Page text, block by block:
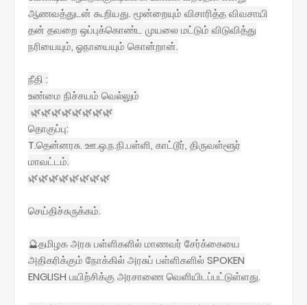
ஆணவத்துடன் கூறியது. மூன்றையும் விசாரித்த விவசாயி
தன் தவறை ஒப்புக்கொண்ட முயலை மட்டும் விடுவித்து
நரியையும், ஓநாயையும் கொன்றான்.
நீதி :
உண்மை நிச்சயம் வெல்லும்
🌿🌿🌿🌿🌿🌿🌿🌿
தொகுப்பு:
T.தென்னரசு. ஊ.ஒ.ந.நி.பள்ளி, காட்டூர், திருவள்ளூர்
மாவட்டம்.
🌿🌿🌿🌿🌿🌿🌿🌿
செய்திச்சுருக்கம்.
🔮தமிழக அரசு பள்ளிகளில் மாணவர் சேர்க்கையை
அதிகரிக்கும் நோக்கில் அரசுப் பள்ளிகளில் SPOKEN
ENGLISH பயிற்சிக்கு அரசாணை வெளியிடப்பட்டுள்ளது.